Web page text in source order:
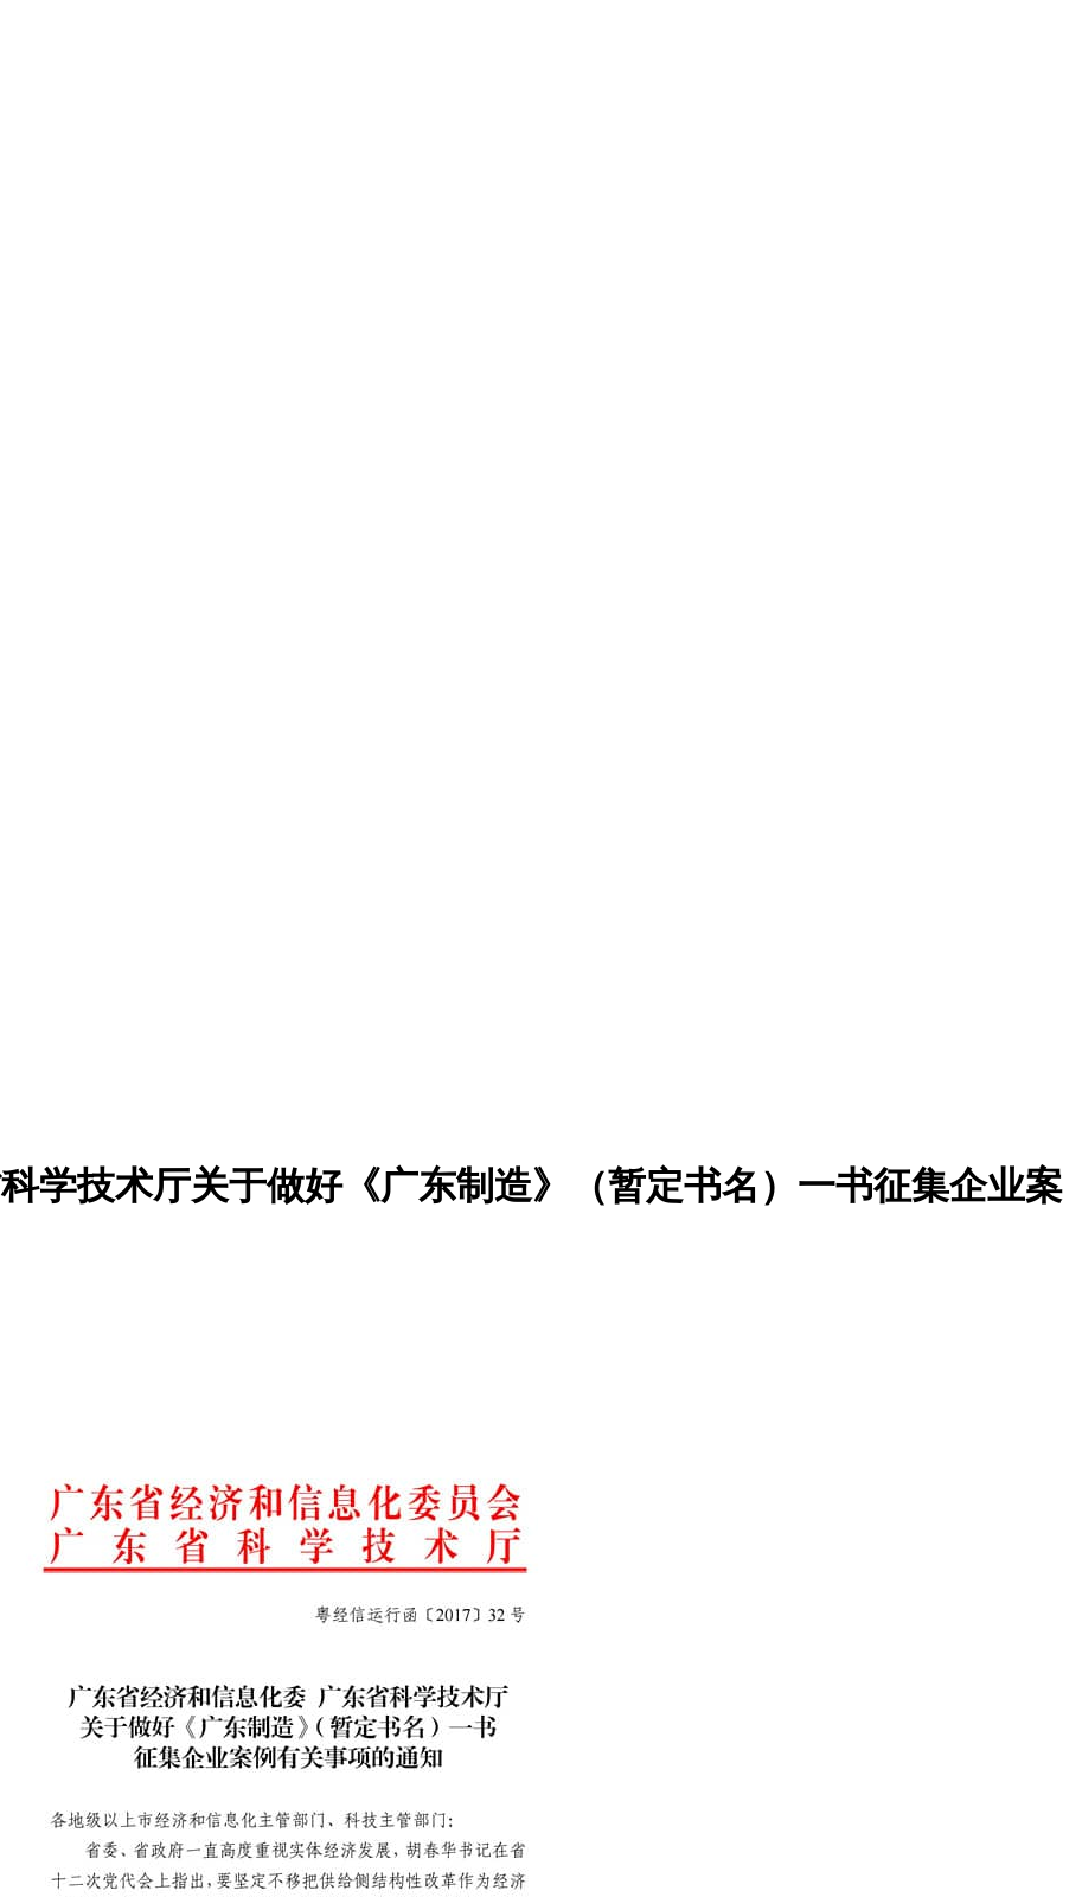
学技术厅关于做好《广东制造》（暂定书名）一书征集企业案